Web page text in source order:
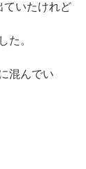
ていたけれど
た。
混んでい